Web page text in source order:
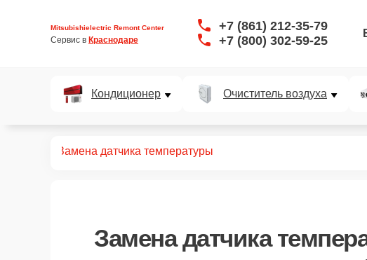
Mitsubishielectric Remont Center
Сервис в Краснодаре
+7 (861) 212-35-79
+7 (800) 302-59-25
Кондиционер Очиститель воздуха
Замена датчика температуры
Замена датчика